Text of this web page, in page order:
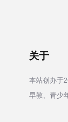
关于
本站创办于
早教、青少